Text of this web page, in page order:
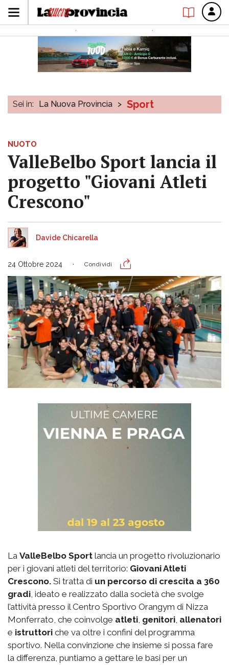
Sei in: La Nuova Provincia > Sport
NUOTO
ValleBelbo Sport lancia il
progetto "Giovani Atleti
Crescono"
Davide Chicarella
24 Ottobre 2024 Condividi
La ValleBelbo Sport lancia un progetto rivoluzionario
per i giovani atleti del territorio: Giovani Atleti
Crescono. Si tratta di un percorso di crescita a 360
gradi, ideato e realizzato dalla società che svolge
l’attività presso il Centro Sportivo Orangym di Nizza
Monferrato, che coinvolge atleti, genitori, allenatori
e istruttori che va oltre i confini del programma
sportivo. Nella convinzione che insieme si possa fare
la differenza, puntiamo a gettare le basi per un